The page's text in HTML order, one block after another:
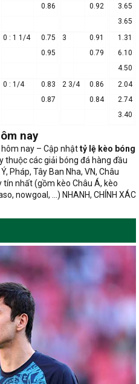
0.86
0.92
3.65
3.65
0 : 1 1/4
0.75
0.95
3
0.91
0.79
1.31
6.10
4.50
0 : 1/4
0.83
0.87
2 3/4
0.86
0.84
2.04
2.74
3.40
nay
hôm nay – Cập nhậttỷ lệ kèo bóng
thuộc các giải bóng đá hàng đầu
Pháp, Tây Ban Nha, VN, Châu
nhất (gồm kèo Châu Á, kèo
nowgoal, …) NHANH, CHÍNH XÁC